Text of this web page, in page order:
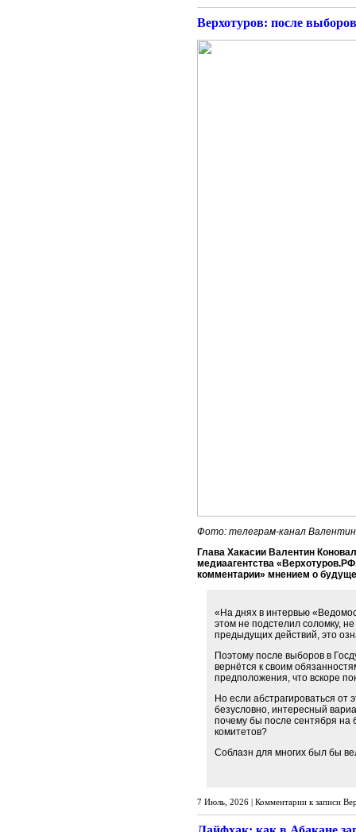
Верхотуров: после
Фото: телеграм-канал
Глава Хакасии Валентин
медиаагентства
комментарии» мнением о
«На днях в интервью
этом не подстелил соломку,
предыдущих действий, это
Поэтому после выборов в
вернётся к своим
предположения, что вскоре
Но если абстрагироваться
безусловно, интересный
почему бы после сентября на
комитетов?
Соблазн для многих был бы
7 Июль, 2026 | Комментарии к записи